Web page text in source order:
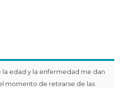
edad y la enfermedad me dan
momento de retirarse de las